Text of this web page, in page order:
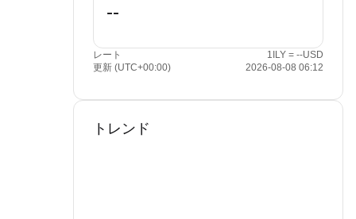
レート
1ILY = --USD
更新 (UTC+00:00)
2026-08-08 06:12
トレンド